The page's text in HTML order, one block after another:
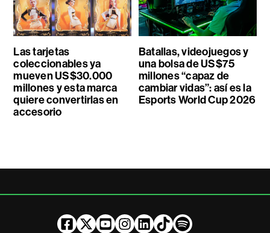
Las tarjetas
coleccionables ya
mueven US$30.000
millones y esta marca
quiere convertirlas en
accesorio
Batallas, videojuegos y
una bolsa de US$75
millones “capaz de
cambiar vidas”: así es la
Esports World Cup 2026